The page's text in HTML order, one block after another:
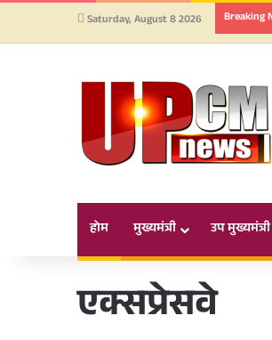
Saturday, August 8 2026 Breaking
होम मुख्यमंत्री उप मुख्यमंत्री
एक्सप्रेसवे